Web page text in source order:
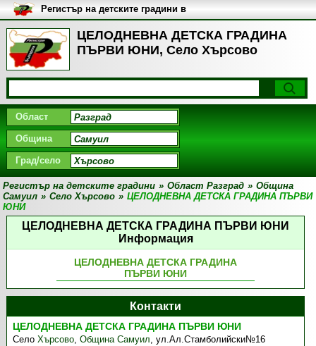
ЦЕЛОДНЕВНА ДЕТСКА ГРАДИНА
ПЪРВИ ЮНИ, Село Хърсово
Регистър на детските градини в
България
Област
Община
Град/село
Регистър на детските градини » Област Разград » Община
Самуил » Село Хърсово » ЦЕЛОДНЕВНА ДЕТСКА ГРАДИНА ПЪРВИ
ЮНИ
ЦЕЛОДНЕВНА ДЕТСКА ГРАДИНА ПЪРВИ ЮНИ
Информация
ЦЕЛОДНЕВНА ДЕТСКА ГРАДИНА
ПЪРВИ ЮНИ
Контакти
ЦЕЛОДНЕВНА ДЕТСКА ГРАДИНА ПЪРВИ ЮНИ
СелоХърсово,Община Самуил,ул.Ал.Стамболийски№16